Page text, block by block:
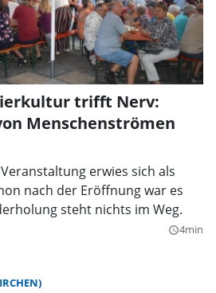
trifft Nerv:
Menschenströmen
erwies sich als
nach der Eröffnung war es
steht nichts im Weg.
query_builder4min